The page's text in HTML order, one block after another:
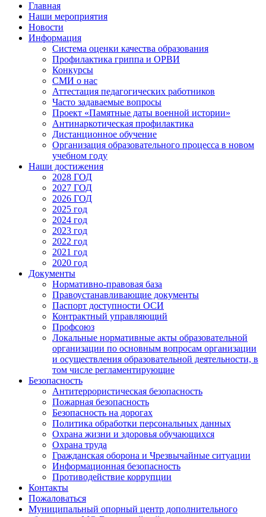
Главная
Наши мероприятия
Новости
Информация
Система оценки качества образования
Профилактика гриппа и ОРВИ
Конкурсы
СМИ о нас
Аттестация педагогических работников
Часто задаваемые вопросы
Проект «Памятные даты военной истории»
Антинаркотическая профилактика
Дистанционное обучение
Организация образовательного процесса в новом
учебном году
Наши достижения
2028 ГОД
2027 ГОД
2026 ГОД
2025 год
2024 год
2023 год
2022 год
2021 год
2020 год
Документы
Нормативно-правовая база
Правоустанавливающие документы
Паспорт доступности ОСИ
Контрактный управляющий
Профсоюз
Локальные нормативные акты образовательной
организации по основным вопросам организации
и осуществления образовательной деятельности, в
том числе регламентирующие
Безопасность
Антитеррористическая безопасность
Пожарная безопасность
Безопасность на дорогах
Политика обработки персональных данных
Охрана жизни и здоровья обучающихся
Охрана труда
Гражданская оборона и Чрезвычайные ситуации
Информационная безопасность
Противодействие коррупции
Контакты
Пожаловаться
Муниципальный опорный центр дополнительного